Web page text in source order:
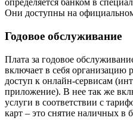
определяется банком в
Они доступны на
Годовое обслуживание
Плата за годовое
включает в себя организацию
доступ к онлайн-сервисам
приложение). В нее так же
услуги в соответствии с
карт – это снятие наличных в